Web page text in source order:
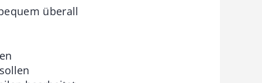
überall